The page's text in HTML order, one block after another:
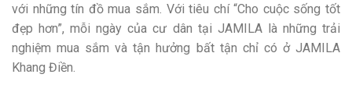
với những tín đồ mua sắm. Với tiêu chí “Cho cuộc sống tốt
đẹp hơn”, mỗi ngày của cư dân tại JAMILA là những trải
nghiệm mua sắm và tận hưởng bất tận chỉ có ở JAMILA
Khang Điền.